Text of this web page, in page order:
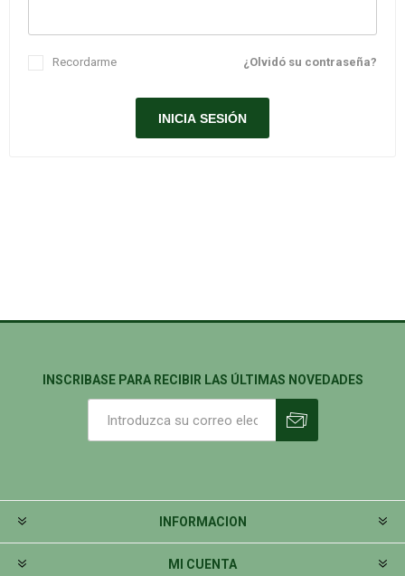
¿Olvidó su contraseña?
Recordarme
INSCRIBASE PARA RECIBIR LAS ÚLTIMAS NOVEDADES
INFORMACION
MI CUENTA